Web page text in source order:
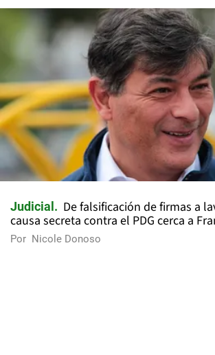
Judicial
De falsificación de firmas a
causa secreta contra el PDG cerca a
Por Nicole Donoso